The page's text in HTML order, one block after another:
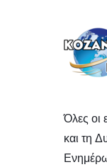
Όλες οι
και τη